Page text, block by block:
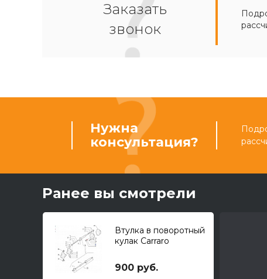
Заказать
звонок
Нужна
консультация?
Ранее вы смотрели
Втулка в поворотный
кулак Carraro
900 руб.